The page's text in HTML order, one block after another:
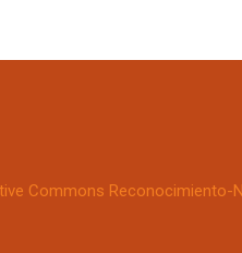
Commons Reconocimiento-